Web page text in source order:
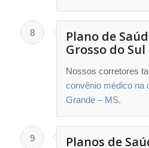
8
Plano de
Grosso do Sul
Nossos corretores
convênio médico na
Grande – MS.
9 Planos de